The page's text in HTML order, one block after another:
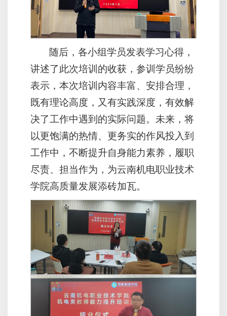
随后，各小组学员发表学习心得，
讲述了此次培训的收获，参训学员纷纷
表示，本次培训内容丰富、安排合理，
既有理论高度，又有实践深度，有效解
决了工作中遇到的实际问题。未来，将
以更饱满的热情、更务实的作风投入到
工作中，不断提升自身能力素养，履职
尽责、担当作为，为云南机电职业技术
学院高质量发展添砖加瓦。